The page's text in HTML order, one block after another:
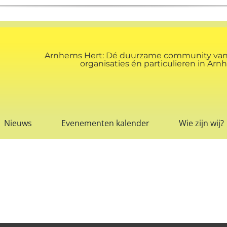
Arnhems Hert: Dé duurzame community
organisaties én particulieren in
Nieuws Evenementen kalender Wie zijn wij?